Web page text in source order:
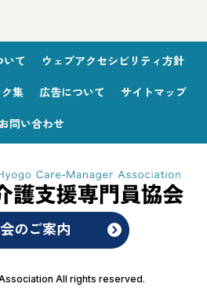
いて ウェブアクセシビリティ方針
ク集 広告について サイトマップ
お問い合わせ
のご案内
All rights reserved.